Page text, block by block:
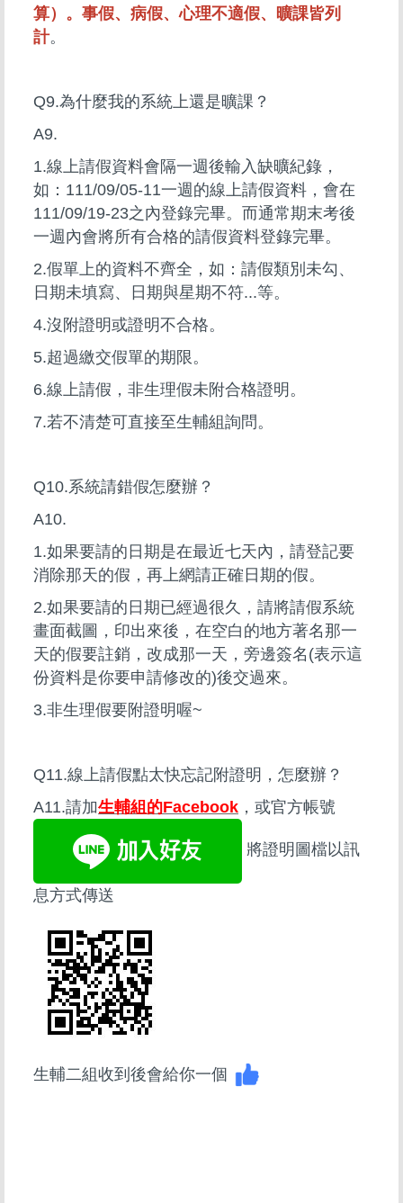
算）。事假、病假、心理不適假、曠課皆列
計。
Q9.為什麼我的系統上還是曠課？
A9.
1.線上請假資料會隔一週後輸入缺曠紀錄，
如：111/09/05-11一週的線上請假資料，會在
111/09/19-23之內登錄完畢。而通常期末考後
一週內會將所有合格的請假資料登錄完畢。
2.假單上的資料不齊全，如：請假類別未勾、
日期未填寫、日期與星期不符...等。
4.沒附證明或證明不合格。
5.超過繳交假單的期限。
6.線上請假，非生理假未附合格證明。
7.若不清楚可直接至生輔組詢問。
Q10.系統請錯假怎麼辦？
A10.
1.如果要請的日期是在最近七天內，請登記要
消除那天的假，再上網請正確日期的假。
2.如果要請的日期已經過很久，請將請假系統
畫面截圖，印出來後，在空白的地方著名那一
天的假要註銷，改成那一天，旁邊簽名(表示這
份資料是你要申請修改的)後交過來。
3.非生理假要附證明喔~
Q11.線上請假點太快忘記附證明，怎麼辦？
A11.請加生輔組的Facebook ，或官方帳號
將證明圖檔以訊
息方式傳送
生輔二組收到後會給你一個